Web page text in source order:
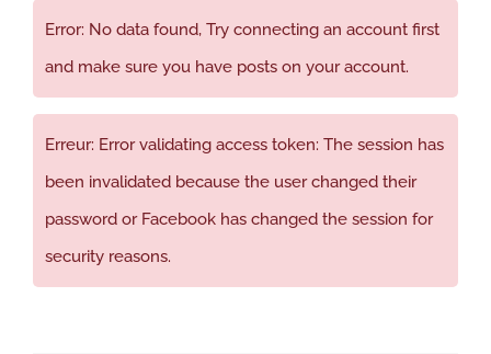
Error: No data found, Try connecting an account first
and make sure you have posts on your account.
Erreur: Error validating access token: The session has
been invalidated because the user changed their
password or Facebook has changed the session for
security reasons.